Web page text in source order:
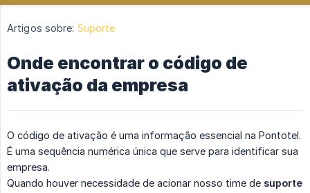
Artigos sobre: Suporte
Onde encontrar o código de
ativação da empresa
O código de ativação é uma informação essencial na Pontotel.
É uma sequência numérica única que serve para identificar sua
empresa.
Quando houver necessidade de acionar nosso time de suporte